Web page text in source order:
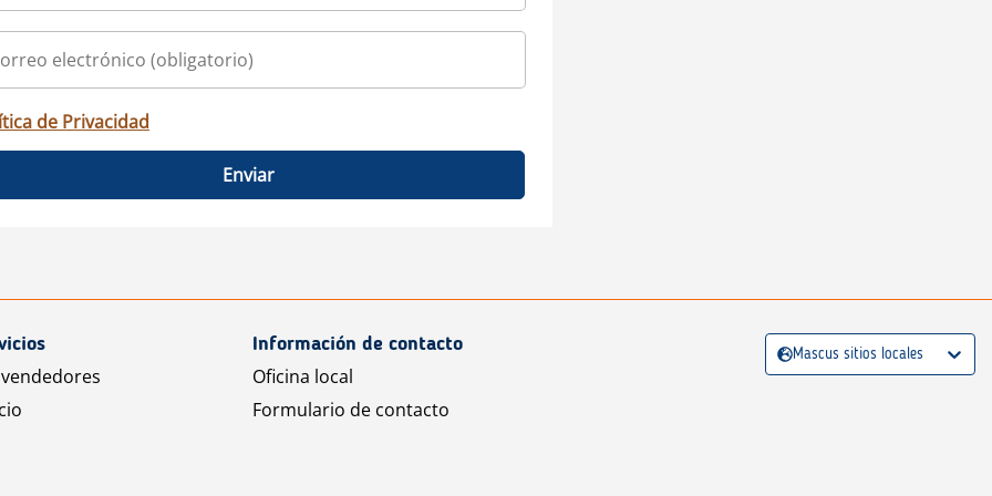
de Privacidad
Enviar
Información de contacto
Oficina local
Formulario de contacto
Mascus sitios locales